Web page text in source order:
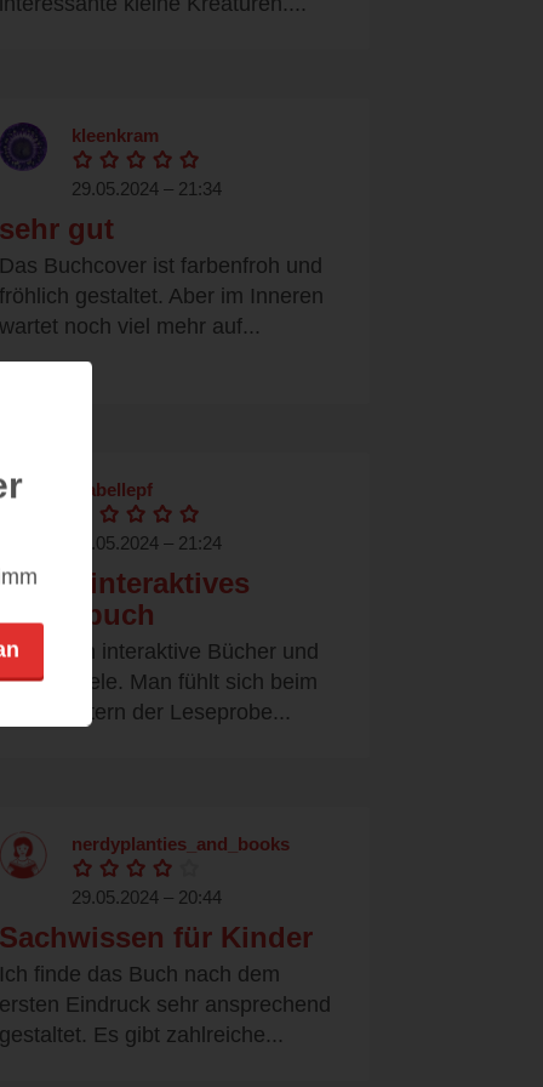
kleenkram
29.05.2024 – 21:34
sehr gut
Das Buchcover ist farbenfroh und
fröhlich gestaltet. Aber im Inneren
wartet noch viel mehr auf...
isabellepf
29.05.2024 – 21:24
Tolles interaktives
Rätselbuch
Wir lieben interaktive Bücher und
Rätselspiele. Man fühlt sich beim
durchblättern der Leseprobe...
nerdyplanties_and_books
29.05.2024 – 20:44
Sachwissen für Kinder
Ich finde das Buch nach dem
ersten Eindruck sehr ansprechend
gestaltet. Es gibt zahlreiche...